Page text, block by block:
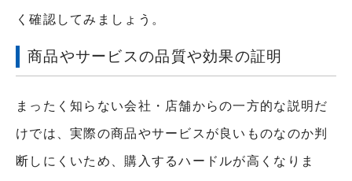
く確認してみましょう。
商品やサービスの品質や効果の証明
まったく知らない会社・店舗からの一方的な説明だ
けでは、実際の商品やサービスが良いものなのか判
断しにくいため、購入するハードルが高くなりま